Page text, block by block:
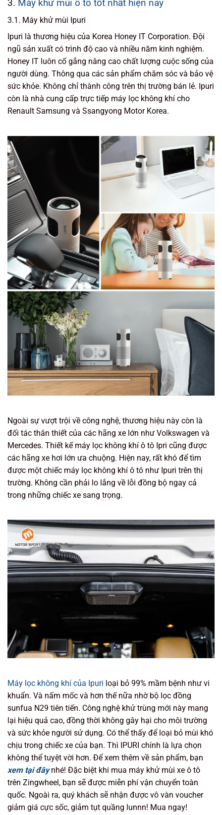
3. Máy khử mùi ô tô tốt nhất hiện nay
3.1. Máy khử mùi Ipuri
Ipuri là thương hiệu của Korea Honey IT Corporation. Đội
ngũ sản xuất có trình độ cao và nhiều năm kinh nghiệm.
Honey IT luôn cố gắng nâng cao chất lượng cuộc sống của
người dùng. Thông qua các sản phẩm chăm sóc và bảo vệ
sức khỏe. Không chỉ thành công trên thị trường bán lẻ. Ipuri
còn là nhà cung cấp trực tiếp máy lọc không khí cho
Renault Samsung và Ssangyong Motor Korea.
Ngoài sự vượt trội về công nghệ, thương hiệu này còn là
đối tác thân thiết của các hãng xe lớn như Volkswagen và
Mercedes. Thiết kế máy lọc không khí ô tô Ipri cũng được
các hãng xe hơi lớn ưa chuộng. Hiện nay, rất khó để tìm
được một chiếc máy lọc không khí ô tô như Ipuri trên thị
trường. Không cần phải lo lắng về lỗi đồng bộ ngay cả
trong những chiếc xe sang trọng.
Máy lọc không khí của Ipuri loại bỏ 99% mầm bệnh như vi
khuẩn. Và nấm mốc và hơn thế nữa nhờ bộ lọc đồng
sunfua N29 tiên tiến. Công nghệ khử trùng mới này mang
lại hiệu quả cao, đồng thời không gây hại cho môi trường
và sức khỏe người sử dụng. Có thể thấy để loại bỏ mùi khó
chịu trong chiếc xe của bạn. Thì IPURI chính là lựa chọn
không thể tuyệt vời hơn. Để xem thêm về sản phẩm, bạn
xem tại đâynhé! Đặc biệt khi mua máy khử mùi xe ô tô
trên Zingwheel, bạn sẽ được miễn phí vận chuyển toàn
quốc. Ngoài ra, quý khách sẽ nhận được vô vàn voucher
giảm giá cực sốc, giảm tụt quầng lunnn! Mua ngay!